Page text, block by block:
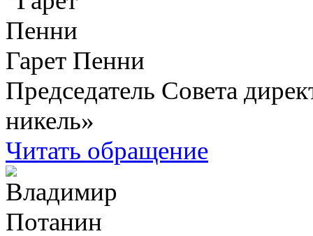
Гарет Пенни
Председатель Совета
никель»
Читать обращение